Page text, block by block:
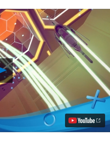
Riproduci
video
Lightfield
porterà
iperfuturistiche
corse
di